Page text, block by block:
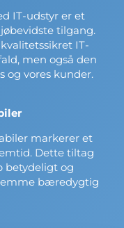
IT-udstyr er et
tilgang.
IT-
men også den
og vores kunder.
markerer et
Dette tiltag
betydeligt og
bæredygtig